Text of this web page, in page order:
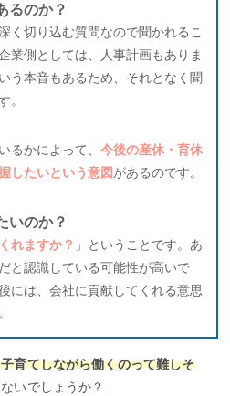
るのか？
く切り込む質問なので聞かれるこ
業側としては、人事計画もありま
う本音もあるため、それとなく聞
。
るかによって、 今後の産休・育休
したいという意図があるのです。
いのか？
れますか？ 」ということです。あ
と認識している可能性が高いで
には、会社に貢献してくれる意思
育てしながら働くのって難しそ
いでしょうか？